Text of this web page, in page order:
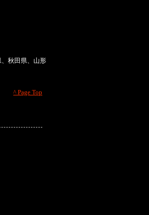
秋田県、山形
^ Page Top